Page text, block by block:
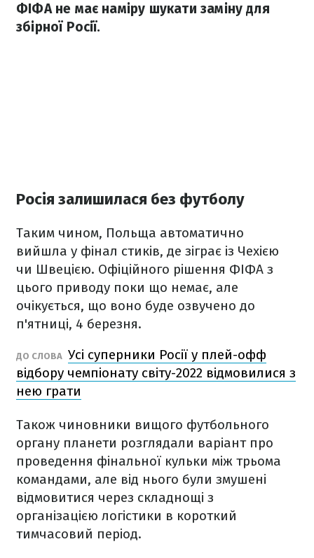
ФІФА не має наміру шукати заміну для
збірної Росії.
Росія залишилася без футболу
Таким чином, Польща автоматично
вийшла у фінал стиків, де зіграє із Чехією
чи Швецією. Офіційного рішення ФІФА з
цього приводу поки що немає, але
очікується, що воно буде озвучено до
п'ятниці, 4 березня.
ДО СЛОВА Усі суперники Росії у плей-офф
відбору чемпіонату світу-2022 відмовилися з
нею грати
Також чиновники вищого футбольного
органу планети розглядали варіант про
проведення фінальної кульки між трьома
командами, але від нього були змушені
відмовитися через складнощі з
організацією логістики в короткий
тимчасовий період.